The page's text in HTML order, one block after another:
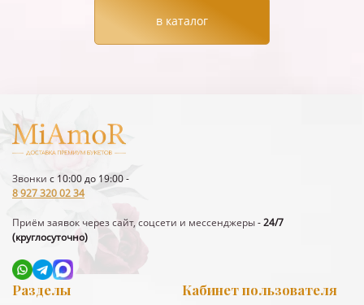
в каталог
Звонки с 10:00 до 19:00 -
8 927 320 02 34
Приём заявок через сайт, соцсети и мессенджеры-24/7
(круглосуточно)
Разделы Кабинет пользователя